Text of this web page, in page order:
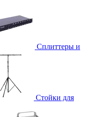
Сплиттеры и
Стойки для